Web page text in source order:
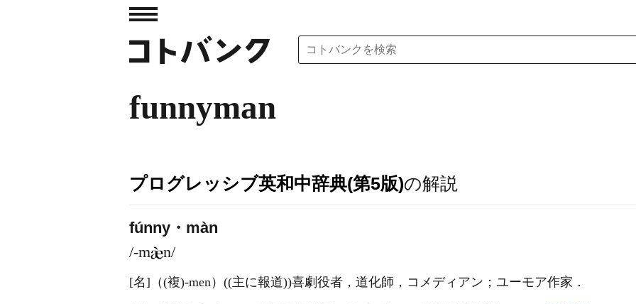
funnyman
プログレッシブ英和中辞典(第5版)の解説
fúnny・màn
/-m n/
[名] （(複)-men） ((主に報道))喜劇役者，道化師，コメディアン；ユーモア作家 ．